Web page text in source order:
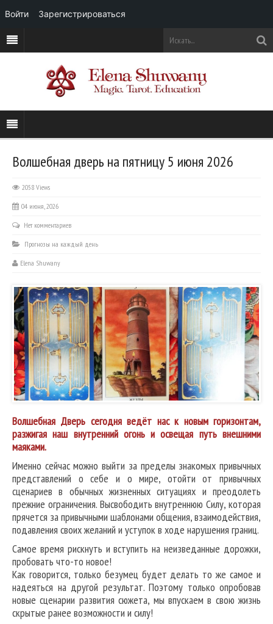
Волшебная дверь на пятницу 5 июня 2026
2058 Views
04 июня, 2026
Нет комментариев
Прогнозы на каждый день
Elena Shuwany
Волшебная Дверь сегодня ведёт нас к новым горизонтам,
разжигая наш внутренний огонь и освещая путь внешними
маяками.
Именно сейчас можно выйти за пределы знакомых привычных
представлений о себе и о мире, отойти от привычных
сценариев в обычных жизненных ситуациях и преодолеть
прежние ограничения. Высвободить внутреннюю Силу, которая
прячется за привычными шаблонами общения, взаимодействия,
подавления своих желаний и уступок в ходе нарушения границ.
Самое время рискнуть и вступить на неизведанные дорожки,
пробовать что-то новое!
Как говорится, только безумец будет делать то же самое и
надеяться на другой результат. Поэтому только опробовав
новые сценарии развития сюжета, мы впускаем в свою жизнь
скрытые ранее возможности и силу!
Войти Зарегистрироваться